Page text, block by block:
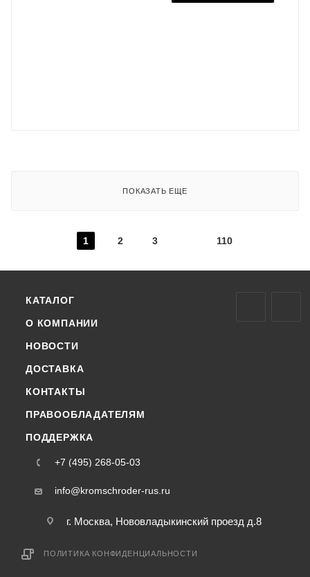
ПОКАЗАТЬ ЕЩЕ
1 2 3 110
КАТАЛОГ
О КОМПАНИИ
НОВОСТИ
ДОСТАВКА
КОНТАКТЫ
ПРАВООБЛАДАТЕЛЯМ
ПОДДЕРЖКА
+7 (495) 268-05-03
info@kromschroder-rus.ru
г. Москва, Нововладыкинский проезд д.8
ПОЛИТИКА КОНФИДЕНЦИАЛЬНОСТИ